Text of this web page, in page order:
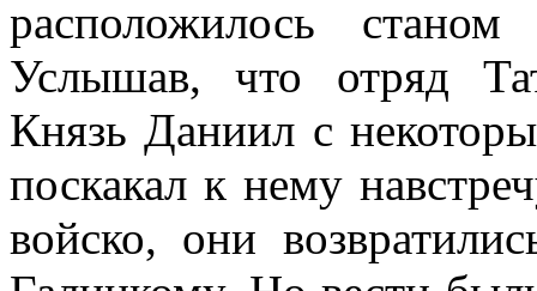
расположилось
Услышав, что отряд
Князь Даниил с
поскакал к нему
войско, они